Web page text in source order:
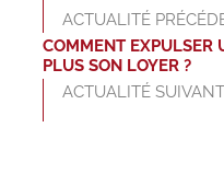
ACTUALITÉ
COMMENT EXPULSER
PLUS SON LOYER ?
ACTUALITÉ